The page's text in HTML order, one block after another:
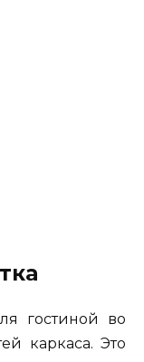
гостиной во
каркаса. Это